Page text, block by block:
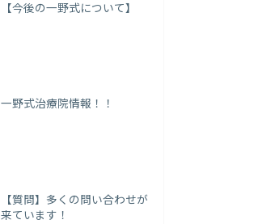
【今後の一野式について】
一野式治療院情報！！
【質問】多くの問い合わせが
来ています！